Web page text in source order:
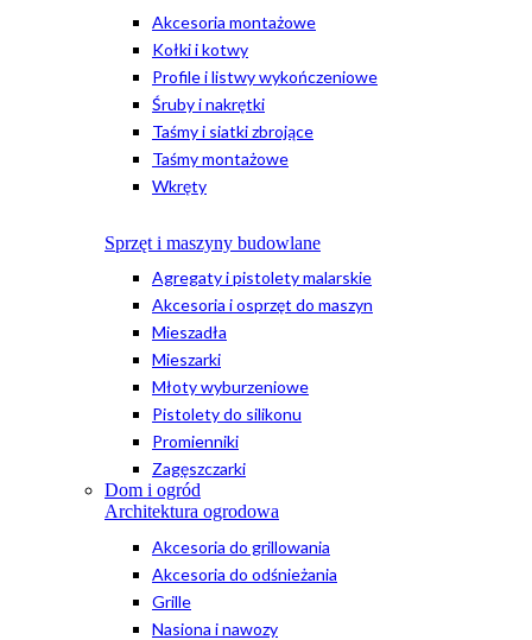
Akcesoria montażowe
Kołki i kotwy
Profile i listwy wykończeniowe
Śruby i nakrętki
Taśmy i siatki zbrojące
Taśmy montażowe
Wkręty
Sprzęt i maszyny budowlane
Agregaty i pistolety malarskie
Akcesoria i osprzęt do maszyn
Mieszadła
Mieszarki
Młoty wyburzeniowe
Pistolety do silikonu
Promienniki
Zagęszczarki
Dom i ogród
Architektura ogrodowa
Akcesoria do grillowania
Akcesoria do odśnieżania
Grille
Nasiona i nawozy